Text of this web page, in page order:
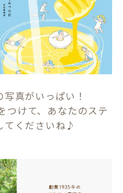
真がいっぱい！
つけて、あなたのステ
てくださいね♪